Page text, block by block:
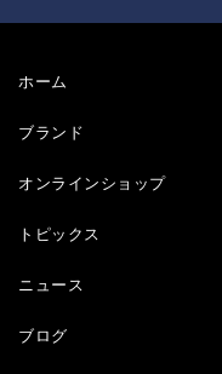
ホーム
ブランド
オンラインショップ
トピックス
ニュース
ブログ